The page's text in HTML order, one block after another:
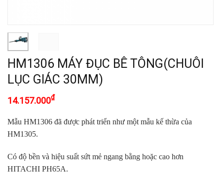
HM1306 MÁY ĐỤC BÊ TÔNG(CHUÔI
LỤC GIÁC 30MM)
14.157.000₫
Mẫu HM1306 đã được phát triển như một mẫu kế thừa của
HM1305.
Có độ bền và hiệu suất sứt mẻ ngang bằng hoặc cao hơn
HITACHI PH65A.